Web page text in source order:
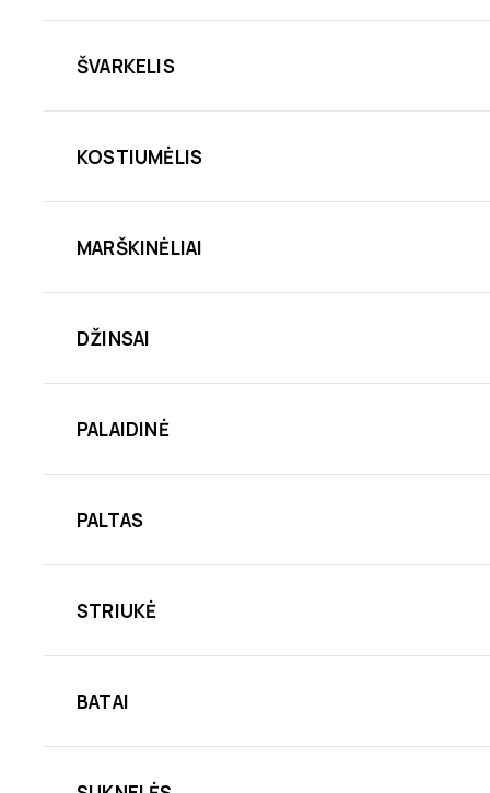
ŠVARKELIS
KOSTIUMĖLIS
MARŠKINĖLIAI
DŽINSAI
PALAIDINĖ
PALTAS
STRIUKĖ
BATAI